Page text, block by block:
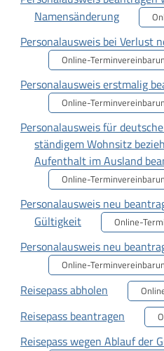
Namensänderung
Personalausweis bei Verlust
Online-
Personalausweis erstmalig
Online-
Personalausweis für
ständigem Wohnsitz
Aufenthalt im Ausland
Online-
Personalausweis neu
Gültigkeit
Online-
Personalausweis neu
Online-
Reisepass abholen
Reisepass beantragen
Reisepass wegen Ablauf der